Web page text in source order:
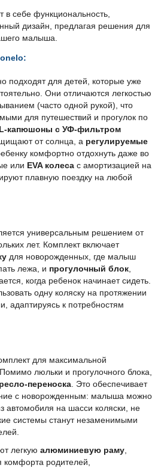
в себе функциональность,
дизайн, предлагая решения для
малыша.
подходят для детей, которые уже
Они отличаются легкостью
(часто одной рукой), что
для путешествий и прогулок по
капюшоны с УФ-фильтром
от солнца, а регулируемые
комфортно отдохнуть даже во
или EVA колеса с амортизацией на
плавную поездку на любой
универсальным решением от
лет. Комплект включает
для новорожденных, где малыш
лежа, и прогулочный блок
когда ребенок начинает сидеть.
одну коляску на протяжении
адаптируясь к потребностям
для максимальной
люльки и прогулочного блока,
переноска . Это обеспечивает
с новорожденным: малыша можно
автомобиля на шасси коляски, не
системы станут незаменимыми
легкую алюминиевую раму
комфорта родителей,